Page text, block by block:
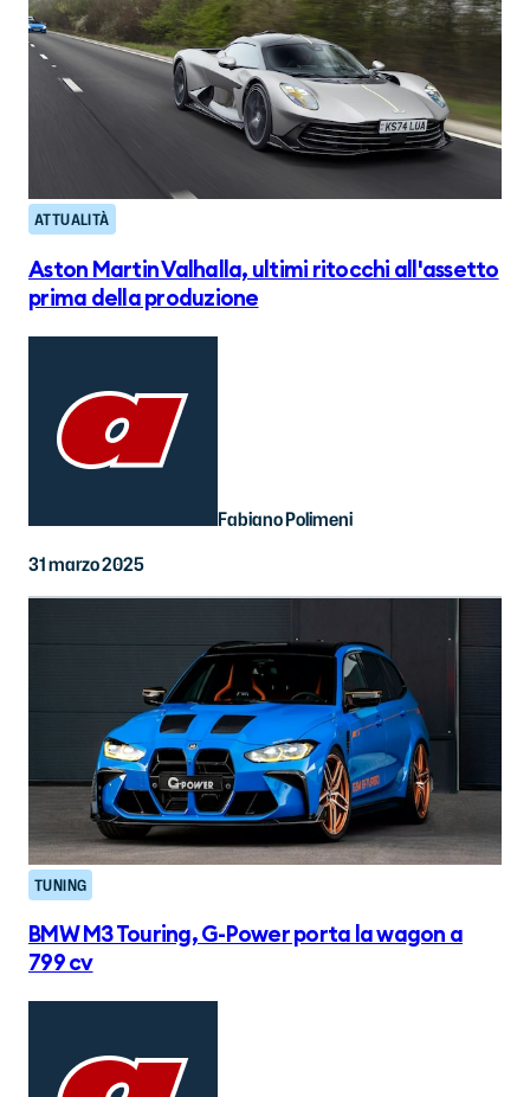
ATTUALITÀ
Aston Martin Valhalla, ultimi ritocchi all'assetto
prima della produzione
Fabiano Polimeni
31 marzo 2025
TUNING
BMW M3 Touring, G-Power porta la wagon a
799 cv